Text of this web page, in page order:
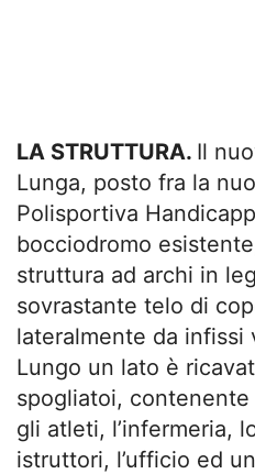
LA STRUTTURA. Il
Lunga, posto fra la
Polisportiva
bocciodromo
struttura ad archi in
sovrastante telo di
lateralmente da infissi
Lungo un lato è
spogliatoi,
gli atleti, l’infermeria,
istruttori, l’ufficio ed